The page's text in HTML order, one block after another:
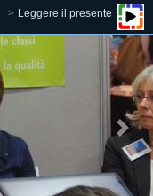
Leggere il presente